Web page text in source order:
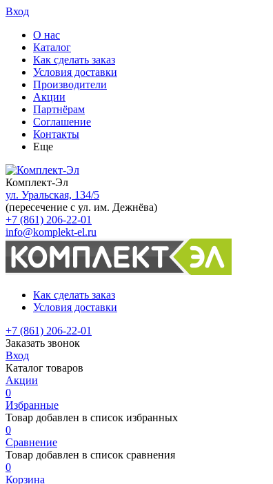
Вход
О нас
Каталог
Как сделать заказ
Условия доставки
Производители
Акции
Партнёрам
Соглашение
Контакты
Еще
Комплект-Эл
ул. Уральская, 134/5
(пересечение с ул. им. Дежнёва)
+7 (861) 206-22-01
info@komplekt-el.ru
Как сделать заказ
Условия доставки
+7 (861) 206-22-01
Заказать звонок
Вход
Каталог товаров
Акции
0
Избранные
Товар добавлен в список избранных
0
Сравнение
Товар добавлен в список сравнения
0
Корзина